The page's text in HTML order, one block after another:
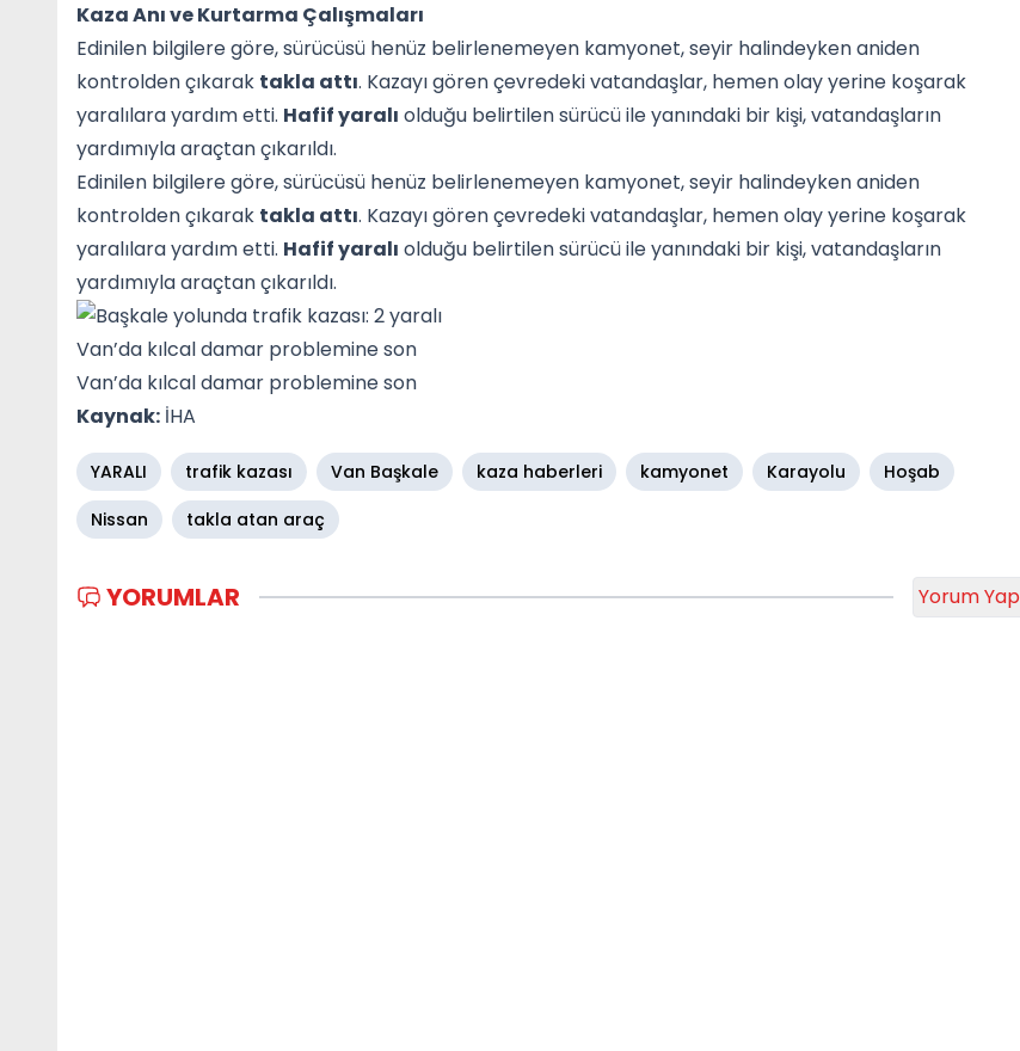
Kaza Anı ve Kurtarma Çalışmaları
Edinilen bilgilere göre, sürücüsü henüz belirlenemeyen kamyonet, seyir halindeyken aniden
kontrolden çıkarak takla attı. Kazayı gören çevredeki vatandaşlar, hemen olay yerine koşarak
yaralılara yardım etti. Hafif yaralı olduğu belirtilen sürücü ile yanındaki bir kişi, vatandaşların
yardımıyla araçtan çıkarıldı.
Edinilen bilgilere göre, sürücüsü henüz belirlenemeyen kamyonet, seyir halindeyken aniden
kontrolden çıkarak takla attı. Kazayı gören çevredeki vatandaşlar, hemen olay yerine koşarak
yaralılara yardım etti. Hafif yaralı olduğu belirtilen sürücü ile yanındaki bir kişi, vatandaşların
yardımıyla araçtan çıkarıldı.
Van’da kılcal damar problemine son
Van’da kılcal damar problemine son
Kaynak: İHA
YARALI trafik kazası Van Başkale kaza haberleri kamyonet Karayolu
Hoşab
Nissan
takla atan araç
YORUMLAR Yorum Yap